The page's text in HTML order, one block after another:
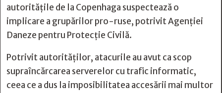
autoritățile de la Copenhaga suspectează o
implicare a grupărilor pro-ruse, potrivit Agenției
Daneze pentru Protecție Civilă.
Potrivit autorităților, atacurile au avut ca scop
supraîncărcarea serverelor cu trafic informatic,
ceea ce a dus la imposibilitatea accesării mai multor